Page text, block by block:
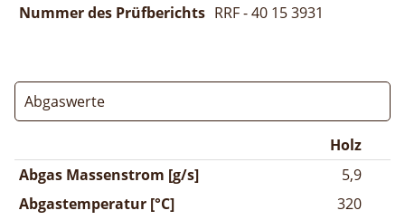
Nummer des Prüfberichts RRF - 40 15 3931
Abgaswerte
Holz
Abgas Massenstrom [g/s]
5,9
Abgastemperatur [°C]
320